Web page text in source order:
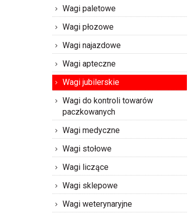
Wagi paletowe
Wagi płozowe
Wagi najazdowe
Wagi apteczne
Wagi jubilerskie
Wagi do kontroli towarów
paczkowanych
Wagi medyczne
Wagi stołowe
Wagi liczące
Wagi sklepowe
Wagi weterynaryjne